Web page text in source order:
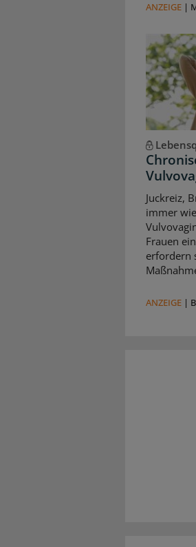
ANZEIGE |
Juckreiz,
immer
Frauen
erfordern
ANZEIGE |